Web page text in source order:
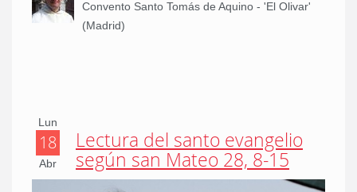
Convento Santo Tomás de Aquino - 'El Olivar'
(Madrid)
Lun
18
Abr
Lectura del santo evangelio
según san Mateo 28, 8-15